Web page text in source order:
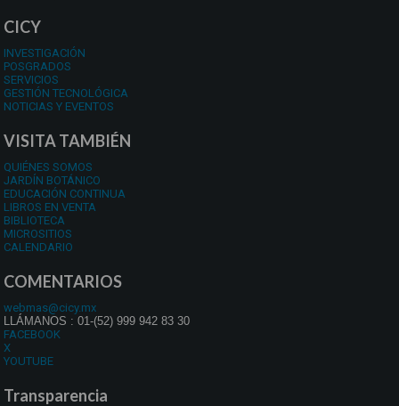
CICY
INVESTIGACIÓN
POSGRADOS
SERVICIOS
GESTIÓN TECNOLÓGICA
NOTICIAS Y EVENTOS
VISITA TAMBIÉN
QUIÉNES SOMOS
JARDÍN BOTÁNICO
EDUCACIÓN CONTINUA
LIBROS EN VENTA
BIBLIOTECA
MICROSITIOS
CALENDARIO
COMENTARIOS
webmas@cicy.mx
LLÁMANOS : 01-(52) 999 942 83 30
FACEBOOK
X
YOUTUBE
Transparencia